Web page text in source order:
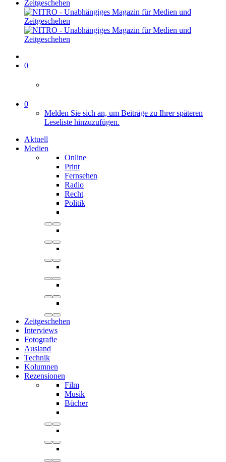
0
0
Melden Sie sich an, um Beiträge zu Ihrer späteren
Leseliste hinzuzufügen.
Aktuell
Medien
Online
Print
Fernsehen
Radio
Recht
Politik
Zeitgeschehen
Interviews
Fotografie
Ausland
Technik
Kolumnen
Rezensionen
Film
Musik
Bücher